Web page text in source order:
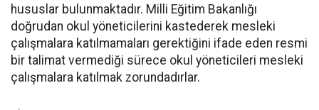
hususlar bulunmaktadır. Milli Eğitim Bakanlığı
doğrudan okul yöneticilerini kastederek mesleki
çalışmalara katılmamaları gerektiğini ifade eden resmi
bir talimat vermediği sürece okul yöneticileri mesleki
çalışmalara katılmak zorundadırlar.